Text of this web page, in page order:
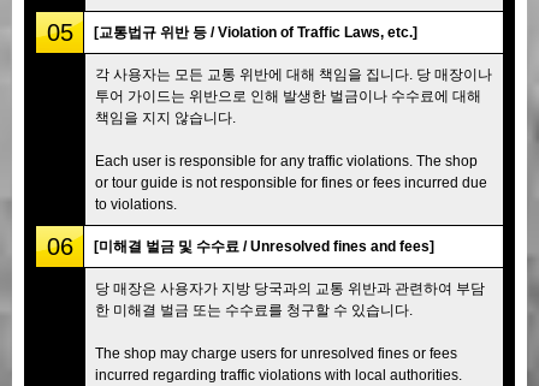
05 [교통법규 위반 등 / Violation of Traffic Laws, etc.]
각 사용자는 모든 교통 위반에 대해 책임을 집니다. 당 매장이나
투어 가이드는 위반으로 인해 발생한 벌금이나 수수료에 대해
책임을 지지 않습니다.
Each user is responsible for any traffic violations. The shop
or tour guide is not responsible for fines or fees incurred due
to violations.
06 [미해결 벌금 및 수수료 / Unresolved fines and fees]
당 매장은 사용자가 지방 당국과의 교통 위반과 관련하여 부담
한 미해결 벌금 또는 수수료를 청구할 수 있습니다.
The shop may charge users for unresolved fines or fees
incurred regarding traffic violations with local authorities.